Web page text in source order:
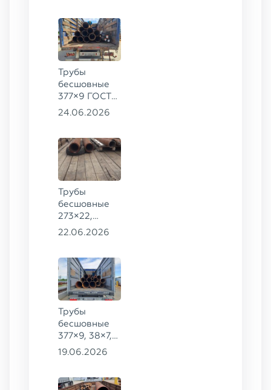
20
Трубы
бесшовные
377×9 ГОСТ
8732-78, ст.
24.06.2026
Трубы
бесшовные
273×22,
245×26,
22.06.2026
Трубы
бесшовные
377×9, 38×7,
38×8, 28×3,5,
133×12,
19.06.2026